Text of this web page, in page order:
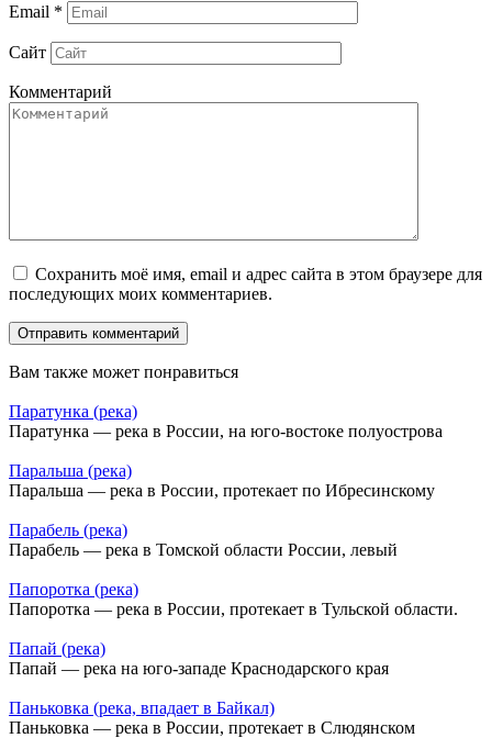
Email *
Сайт
Комментарий
Сохранить моё имя, email и адрес сайта в этом браузере для
последующих моих комментариев.
Вам также может понравиться
Паратунка (река)
Паратунка — река в России, на юго-востоке полуострова
Паральша (река)
Паральша — река в России, протекает по Ибресинскому
Парабель (река)
Парабель — река в Томской области России, левый
Папоротка (река)
Папоротка — река в России, протекает в Тульской области.
Папай (река)
Папай — река на юго-западе Краснодарского края
Паньковка (река, впадает в Байкал)
Паньковка — река в России, протекает в Слюдянском